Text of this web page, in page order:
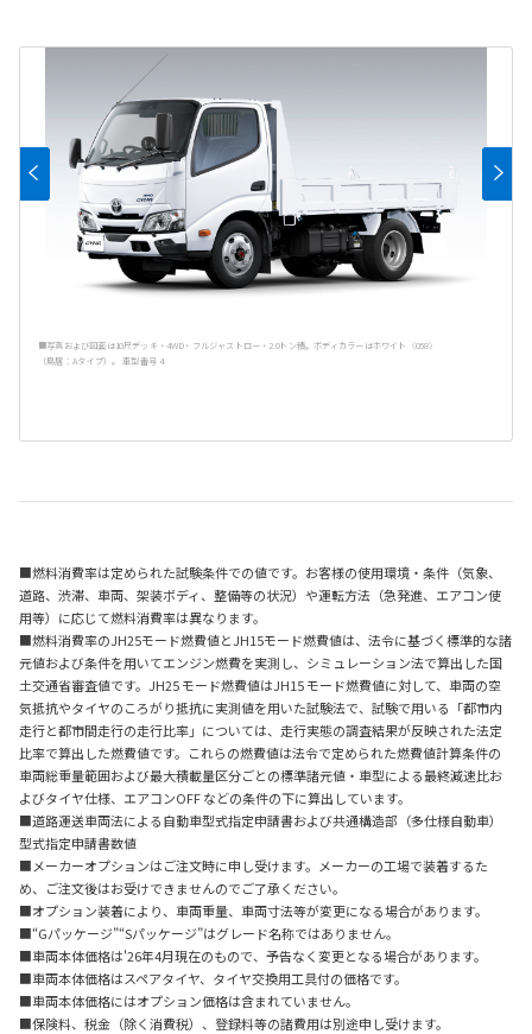
■写真および図面は10尺デッキ・4WD・フルジャストロー・2.0トン積。ボディカラーはホワイト〈058〉
（鳥居：Aタイプ）。 車型番号 4
■燃料消費率は定められた試験条件での値です。お客様の使用環境・条件（気象、
道路、渋滞、車両、架装ボディ、整備等の状況）や運転方法（急発進、エアコン使
用等）に応じて燃料消費率は異なります。
■燃料消費率のJH25モード燃費値とJH15モード燃費値は、法令に基づく標準的な諸
元値および条件を用いてエンジン燃費を実測し、シミュレーション法で算出した国
土交通省審査値です。JH25 モード燃費値はJH15 モード燃費値に対して、車両の空
気抵抗やタイヤのころがり抵抗に実測値を用いた試験法で、試験で用いる「都市内
走行と都市間走行の走行比率」については、走行実態の調査結果が反映された法定
比率で算出した燃費値です。これらの燃費値は法令で定められた燃費値計算条件の
車両総重量範囲および最大積載量区分ごとの標準諸元値・車型による最終減速比お
よびタイヤ仕様、エアコンOFF などの条件の下に算出しています。
■道路運送車両法による自動車型式指定申請書および共通構造部（多仕様自動車）
型式指定申請書数値
■メーカーオプションはご注文時に申し受けます。メーカーの工場で装着するた
め、ご注文後はお受けできませんのでご了承ください。
■オプション装着により、車両重量、車両寸法等が変更になる場合があります。
■“Gパッケージ”“Sパッケージ”はグレード名称ではありません。
■車両本体価格は'26年4月現在のもので、予告なく変更となる場合があります。
■車両本体価格はスペアタイヤ、タイヤ交換用工具付の価格です。
■車両本体価格にはオプション価格は含まれていません。
■保険料、税金（除く消費税）、登録料等の諸費用は別途申し受けます。